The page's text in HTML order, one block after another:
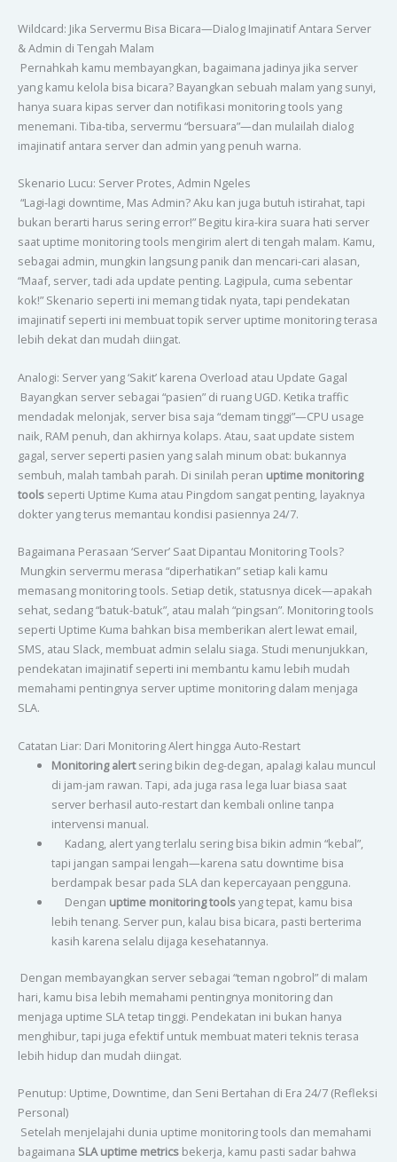
Wildcard: Jika Servermu Bisa Bicara—Dialog Imajinatif Antara Server
& Admin di Tengah Malam
Pernahkah kamu membayangkan, bagaimana jadinya jika server
yang kamu kelola bisa bicara? Bayangkan sebuah malam yang sunyi,
hanya suara kipas server dan notifikasi monitoring tools yang
menemani. Tiba-tiba, servermu “bersuara”—dan mulailah dialog
imajinatif antara server dan admin yang penuh warna.
Skenario Lucu: Server Protes, Admin Ngeles
“Lagi-lagi downtime, Mas Admin? Aku kan juga butuh istirahat, tapi
bukan berarti harus sering error!” Begitu kira-kira suara hati server
saat uptime monitoring tools mengirim alert di tengah malam. Kamu,
sebagai admin, mungkin langsung panik dan mencari-cari alasan,
“Maaf, server, tadi ada update penting. Lagipula, cuma sebentar
kok!” Skenario seperti ini memang tidak nyata, tapi pendekatan
imajinatif seperti ini membuat topik server uptime monitoring terasa
lebih dekat dan mudah diingat.
Analogi: Server yang ‘Sakit’ karena Overload atau Update Gagal
Bayangkan server sebagai “pasien” di ruang UGD. Ketika traffic
mendadak melonjak, server bisa saja “demam tinggi”—CPU usage
naik, RAM penuh, dan akhirnya kolaps. Atau, saat update sistem
gagal, server seperti pasien yang salah minum obat: bukannya
sembuh, malah tambah parah. Di sinilah peran uptime monitoring
toolsseperti Uptime Kuma atau Pingdom sangat penting, layaknya
dokter yang terus memantau kondisi pasiennya 24/7.
Bagaimana Perasaan ‘Server’ Saat Dipantau Monitoring Tools?
Mungkin servermu merasa “diperhatikan” setiap kali kamu
memasang monitoring tools. Setiap detik, statusnya dicek—apakah
sehat, sedang “batuk-batuk”, atau malah “pingsan”. Monitoring tools
seperti Uptime Kuma bahkan bisa memberikan alert lewat email,
SMS, atau Slack, membuat admin selalu siaga. Studi menunjukkan,
pendekatan imajinatif seperti ini membantu kamu lebih mudah
memahami pentingnya server uptime monitoring dalam menjaga
SLA.
Catatan Liar: Dari Monitoring Alert hingga Auto-Restart
Monitoring alertsering bikin deg-degan, apalagi kalau muncul
di jam-jam rawan. Tapi, ada juga rasa lega luar biasa saat
server berhasil auto-restart dan kembali online tanpa
intervensi manual.
Kadang, alert yang terlalu sering bisa bikin admin “kebal”,
tapi jangan sampai lengah—karena satu downtime bisa
berdampak besar pada SLA dan kepercayaan pengguna.
Dengan uptime monitoring toolsyang tepat, kamu bisa
lebih tenang. Server pun, kalau bisa bicara, pasti berterima
kasih karena selalu dijaga kesehatannya.
Dengan membayangkan server sebagai “teman ngobrol” di malam
hari, kamu bisa lebih memahami pentingnya monitoring dan
menjaga uptime SLA tetap tinggi. Pendekatan ini bukan hanya
menghibur, tapi juga efektif untuk membuat materi teknis terasa
lebih hidup dan mudah diingat.
Penutup: Uptime, Downtime, dan Seni Bertahan di Era 24/7 (Refleksi
Personal)
Setelah menjelajahi dunia uptime monitoring tools dan memahami
bagaimana SLA uptime metricsbekerja, kamu pasti sadar bahwa